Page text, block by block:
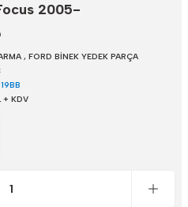
2005-
, FORD BİNEK YEDEK PARÇA
+ KDV